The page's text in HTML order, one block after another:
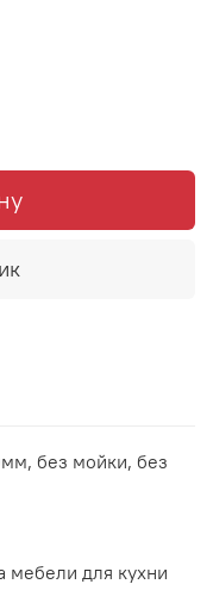
без мойки, без
мебели для кухни